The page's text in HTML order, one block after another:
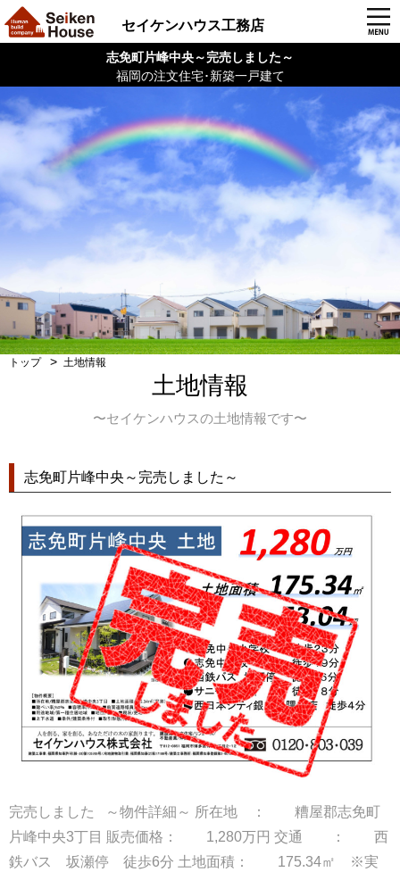
志免町片峰中央～完売しました～
福岡の注文住宅･新築一戸建て
セイケンハウス工務店
トップ 土地情報
土地情報
〜セイケンハウスの土地情報です〜
志免町片峰中央～完売しました～
完売しました ～物件詳細～ 所在地 ： 糟屋郡志免町
片峰中央3丁目 販売価格： 1,280万円 交通 ： 西
鉄バス 坂瀬停 徒歩6分 土地面積： 175.34㎡ ※実